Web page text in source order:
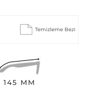
Temizleme Bezi
145 MM